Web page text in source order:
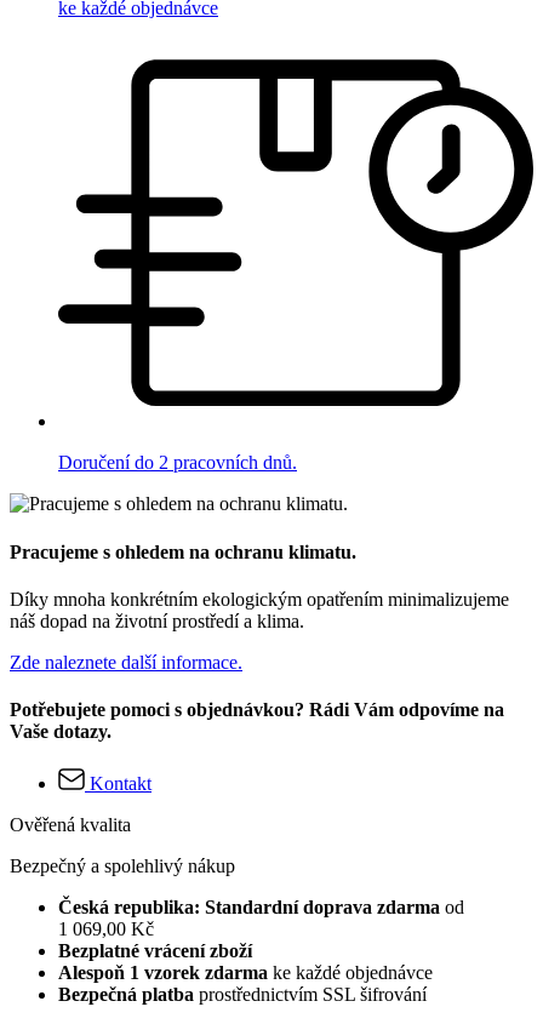
ke každé objednávce
Doručení do 2 pracovních dnů.
Pracujeme s ohledem na ochranu klimatu.
Díky mnoha konkrétním ekologickým opatřením minimalizujeme
náš dopad na životní prostředí a klima.
Zde naleznete další informace.
Potřebujete pomoci s objednávkou? Rádi Vám odpovíme na
Vaše dotazy.
Kontakt
Ověřená kvalita
Bezpečný a spolehlivý nákup
Česká republika: Standardní doprava zdarma od
1 069,00 Kč
Bezplatné vrácení zboží
Alespoň 1 vzorek zdarma ke každé objednávce
Bezpečná platba prostřednictvím SSL šifrování